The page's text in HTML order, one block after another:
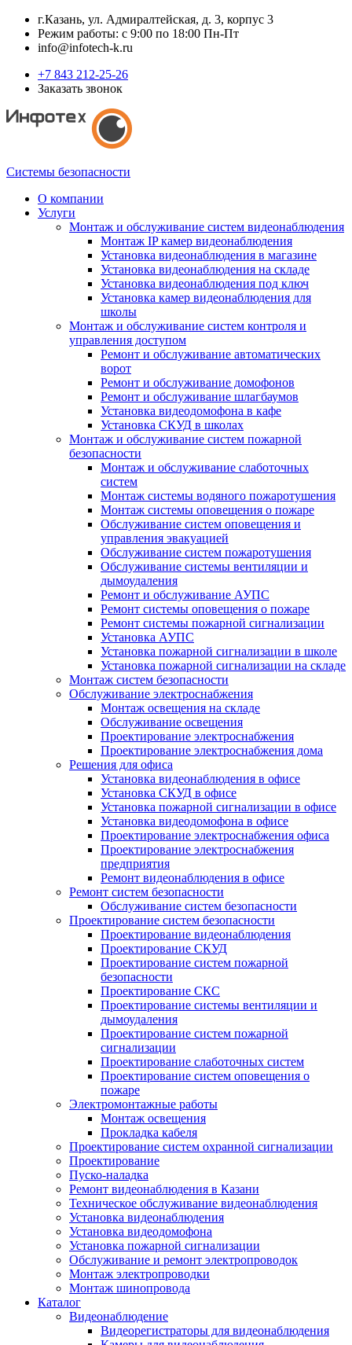
г.Казань, ул. Адмиралтейская, д. 3, корпус 3
Режим работы: с 9:00 по 18:00 Пн-Пт
info@infotech-k.ru
+7 843 212-25-26
Заказать звонок
Системы безопасности
О компании
Услуги
Монтаж и обслуживание систем видеонаблюдения
Монтаж IP камер видеонаблюдения
Установка видеонаблюдения в магазине
Установка видеонаблюдения на складе
Установка видеонаблюдения под ключ
Установка камер видеонаблюдения для
школы
Монтаж и обслуживание систем контроля и
управления доступом
Ремонт и обслуживание автоматических
ворот
Ремонт и обслуживание домофонов
Ремонт и обслуживание шлагбаумов
Установка видеодомофона в кафе
Установка СКУД в школах
Монтаж и обслуживание систем пожарной
безопасности
Монтаж и обслуживание слаботочных
систем
Монтаж системы водяного пожаротушения
Монтаж системы оповещения о пожаре
Обслуживание систем оповещения и
управления эвакуацией
Обслуживание систем пожаротушения
Обслуживание системы вентиляции и
дымоудаления
Ремонт и обслуживание АУПС
Ремонт системы оповещения о пожаре
Ремонт системы пожарной сигнализации
Установка АУПС
Установка пожарной сигнализации в школе
Установка пожарной сигнализации на складе
Монтаж систем безопасности
Обслуживание электроснабжения
Монтаж освещения на складе
Обслуживание освещения
Проектирование электроснабжения
Проектирование электроснабжения дома
Решения для офиса
Установка видеонаблюдения в офисе
Установка СКУД в офисе
Установка пожарной сигнализации в офисе
Установка видеодомофона в офисе
Проектирование электроснабжения офиса
Проектирование электроснабжения
предприятия
Ремонт видеонаблюдения в офисе
Ремонт систем безопасности
Обслуживание систем безопасности
Проектирование систем безопасности
Проектирование видеонаблюдения
Проектирование СКУД
Проектирование систем пожарной
безопасности
Проектирование СКС
Проектирование системы вентиляции и
дымоудаления
Проектирование систем пожарной
сигнализации
Проектирование слаботочных систем
Проектирование систем оповещения о
пожаре
Электромонтажные работы
Монтаж освещения
Прокладка кабеля
Проектирование систем охранной сигнализации
Проектирование
Пуско-наладка
Ремонт видеонаблюдения в Казани
Техническое обслуживание видеонаблюдения
Установка видеонаблюдения
Установка видеодомофона
Установка пожарной сигнализации
Обслуживание и ремонт электропроводок
Монтаж электропроводки
Монтаж шинопровода
Каталог
Видеонаблюдение
Видеорегистраторы для видеонаблюдения